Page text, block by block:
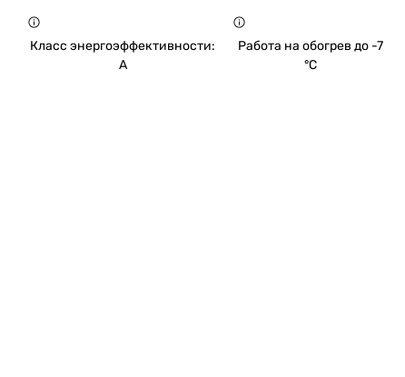
Класс энергоэффективности:
A
Работа на обогрев до -7
°C